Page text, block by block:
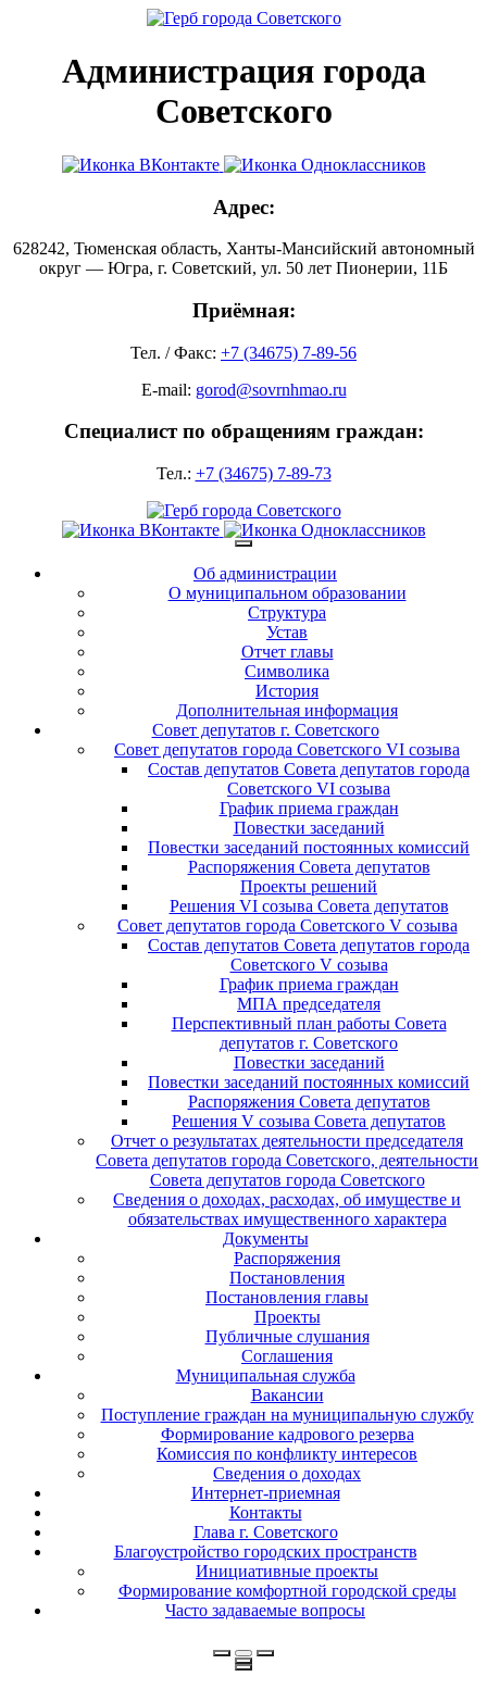
Администрация города
Советского
Адрес:
628242, Тюменская область, Ханты-Мансийский автономный
округ — Югра, г. Советский, ул. 50 лет Пионерии, 11Б
Приёмная:
Тел. / Факс: +7 (34675) 7-89-56
E-mail: gorod@sovrnhmao.ru
Специалист по обращениям граждан:
Тел.: +7 (34675) 7-89-73
Об администрации
О муниципальном образовании
Структура
Устав
Отчет главы
Символика
История
Дополнительная информация
Совет депутатов г. Советского
Совет депутатов города Советского VI созыва
Состав депутатов Совета депутатов города
Советского VI созыва
График приема граждан
Повестки заседаний
Повестки заседаний постоянных комиссий
Распоряжения Совета депутатов
Проекты решений
Решения VI созыва Совета депутатов
Совет депутатов города Советского V созыва
Состав депутатов Совета депутатов города
Советского V созыва
График приема граждан
МПА председателя
Перспективный план работы Совета
депутатов г. Советского
Повестки заседаний
Повестки заседаний постоянных комиссий
Распоряжения Совета депутатов
Решения V созыва Совета депутатов
Отчет о результатах деятельности председателя
Совета депутатов города Советского, деятельности
Совета депутатов города Советского
Сведения о доходах, расходах, об имуществе и
обязательствах имущественного характера
Документы
Распоряжения
Постановления
Постановления главы
Проекты
Публичные слушания
Соглашения
Муниципальная служба
Вакансии
Поступление граждан на муниципальную службу
Формирование кадрового резерва
Комиссия по конфликту интересов
Сведения о доходах
Интернет-приемная
Контакты
Глава г. Советского
Благоустройство городских пространств
Инициативные проекты
Формирование комфортной городской среды
Часто задаваемые вопросы